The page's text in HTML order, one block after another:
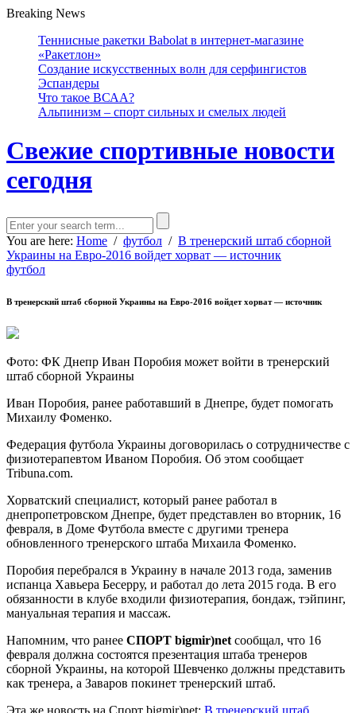
Breaking News
Теннисные ракетки Babolat в интернет-магазине
«Ракетлон»
Создание искусственных волн для серфингистов
Эспандеры
Что такое ВСАА?
Альпинизм – спорт сильных и смелых людей
Свежие спортивные новости
сегодня
You are here: Home / футбол / В тренерский штаб сборной
Украины на Евро-2016 войдет хорват — источник
футбол
В тренерский штаб сборной Украины на Евро-2016 войдет хорват — источник
Фото: ФК Днепр Иван Поробия может войти в тренерский
штаб сборной Украины
Иван Поробия, ранее работавший в Днепре, будет помогать
Михаилу Фоменко.
Федерация футбола Украины договорилась о сотрудничестве с
физиотерапевтом Иваном Поробия. Об этом сообщает
Tribuna.com.
Хорватский специалист, который ранее работал в
днепропетровском Днепре, будет представлен во вторник, 16
февраля, в Доме Футбола вместе с другими тренера
обновленного тренерского штаба Михаила Фоменко.
Поробия перебрался в Украину в начале 2013 года, заменив
испанца Хавьера Бесерру, и работал до лета 2015 года. В его
обязанности в клубе входили физиотерапия, бондаж, тэйпинг,
мануальная терапия и массаж.
Напомним, что ранее СПОРТ bigmir)net сообщал, что 16
февраля должна состоятся презентация штаба тренеров
сборной Украины, на которой Шевченко должны представить
как тренера, а Заваров покинет тренерский штаб.
Эта же новость на Спорт bigmir)net: В тренерский штаб